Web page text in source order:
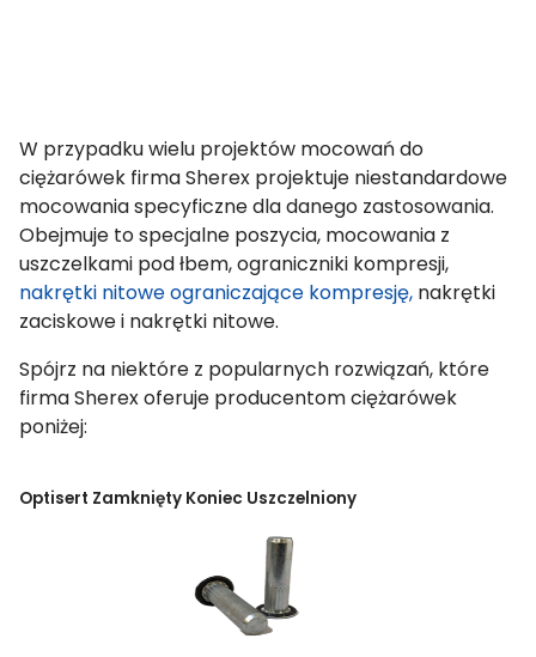
W przypadku wielu projektów mocowań do
ciężarówek firma Sherex projektuje niestandardowe
mocowania specyficzne dla danego zastosowania.
Obejmuje to specjalne poszycia, mocowania z
uszczelkami pod łbem, ograniczniki kompresji,
nakrętki nitowe ograniczające kompresję, nakrętki
zaciskowe i nakrętki nitowe.
Spójrz na niektóre z popularnych rozwiązań, które
firma Sherex oferuje producentom ciężarówek
poniżej:
Optisert Zamknięty Koniec Uszczelniony